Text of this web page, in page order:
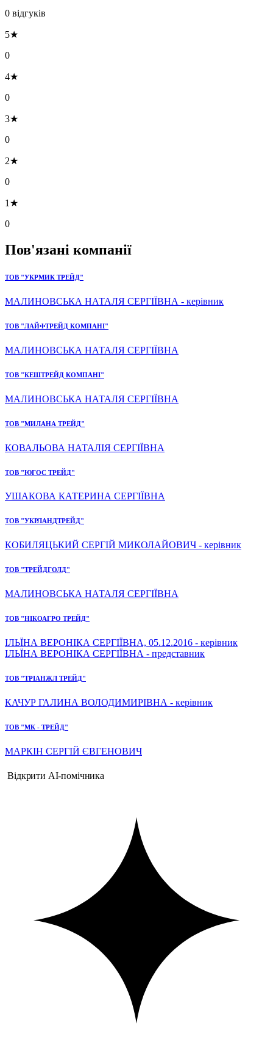
0 відгуків
5★
0
4★
0
3★
0
2★
0
1★
0
Пов'язані компанії
ТОВ "УКРМИК ТРЕЙД"
МАЛИНОВСЬКА НАТАЛЯ СЕРГІЇВНА - керівник
ТОВ "ЛАЙФТРЕЙД КОМПАНІ"
МАЛИНОВСЬКА НАТАЛЯ СЕРГІЇВНА
ТОВ "КЕШТРЕЙД КОМПАНІ"
МАЛИНОВСЬКА НАТАЛЯ СЕРГІЇВНА
ТОВ "МИЛАНА ТРЕЙД"
КОВАЛЬОВА НАТАЛІЯ СЕРГІЇВНА
ТОВ "ЮГОС ТРЕЙД"
УШАКОВА КАТЕРИНА СЕРГІЇВНА
ТОВ "УКРЛАНДТРЕЙД"
КОБИЛЯЦЬКИЙ СЕРГІЙ МИКОЛАЙОВИЧ - керівник
ТОВ "ТРЕЙДГОЛД"
МАЛИНОВСЬКА НАТАЛЯ СЕРГІЇВНА
ТОВ "НІКОАГРО ТРЕЙД"
ІЛЬЇНА ВЕРОНІКА СЕРГІЇВНА, 05.12.2016 - керівник
ІЛЬЇНА ВЕРОНІКА СЕРГІЇВНА - представник
ТОВ "ТРІАНЖЛ ТРЕЙД"
КАЧУР ГАЛИНА ВОЛОДИМИРІВНА - керівник
ТОВ "МК - ТРЕЙД"
МАРКІН СЕРГІЙ ЄВГЕНОВИЧ
Відкрити AI-помічника